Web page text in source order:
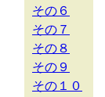
その６
その７
その８
その９
その１０